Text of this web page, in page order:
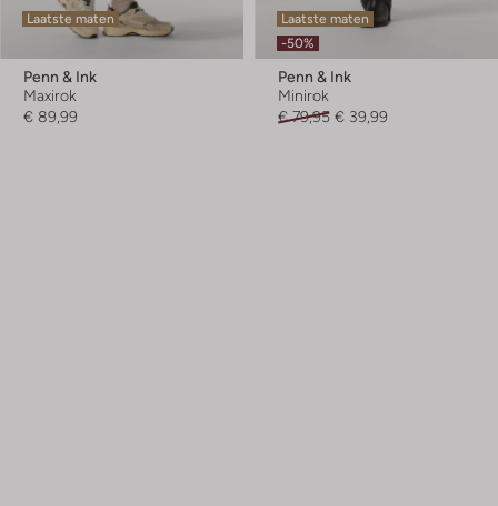
Laatste maten
Penn & Ink
Maxirok
€ 89,99
Laatste maten
-50%
Penn & Ink
Minirok
€ 79,95 € 39,99